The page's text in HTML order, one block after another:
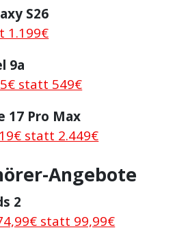
S26
1.199€
9a
statt 549€
17 Pro Max
statt 2.449€
Angebote
2
statt 99,99€